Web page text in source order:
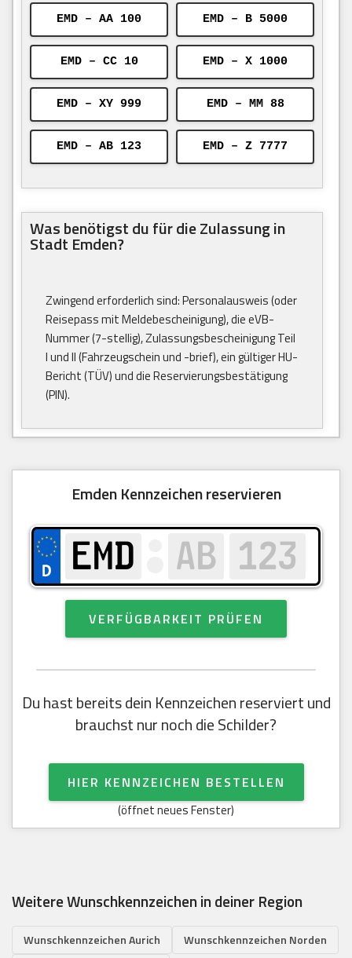
EMD – AA 100 EMD – B 5000
EMD – CC 10 EMD – X 1000
EMD – XY 999 EMD – MM 88
EMD – AB 123 EMD – Z 7777
Was benötigst du für die Zulassung in
Stadt Emden?
Zwingend erforderlich sind: Personalausweis (oder
Reisepass mit Meldebescheinigung), die eVB-
Nummer (7-stellig), Zulassungsbescheinigung Teil
I und II (Fahrzeugschein und -brief), ein gültiger HU-
Bericht (TÜV) und die Reservierungsbestätigung
(PIN).
Emden Kennzeichen reservieren
VERFÜGBARKEIT PRÜFEN
Du hast bereits dein Kennzeichen reserviert und
brauchst nur noch die Schilder?
HIER KENNZEICHEN BESTELLEN
(öffnet neues Fenster)
Weitere Wunschkennzeichen in deiner Region
Wunschkennzeichen Aurich
Wunschkennzeichen Norden